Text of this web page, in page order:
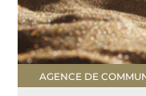
AGENCE DE